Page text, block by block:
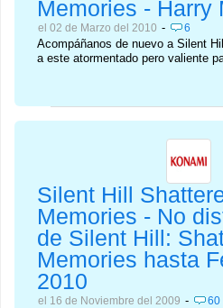
Memories - Harry
el 02 de Marzo del 2010 - 6
Acompáñanos de nuevo a Silent
a este atormentado pero valiente
Silent Hill
Memories - No
de Silent Hill:
Memories hasta
2010
el 16 de Noviembre del 2009 - 60